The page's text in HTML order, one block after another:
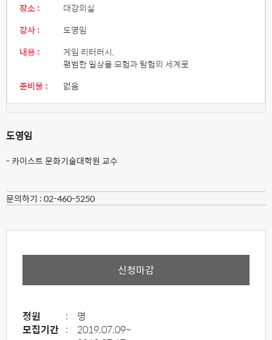
장소 :
대강의실
강사 :
도영임
내용 :
게임 리터러시,
평범한 일상을 모험과 탐험의 세계로
준비물 :
없음
도영임
- 카이스트 문화기술대학원 교수
문의하기 :02-460-5250
신청마감
정원 :
명
모집기간 :
2019.07.09~